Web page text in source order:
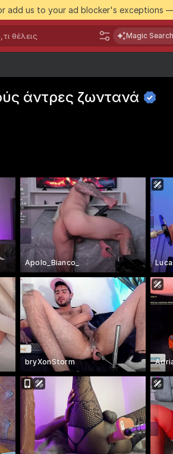
add us to your ad blocker's exceptions
Magic Search
άντρες ζωντανά
Apolo_Bianco_
bryXonStorm